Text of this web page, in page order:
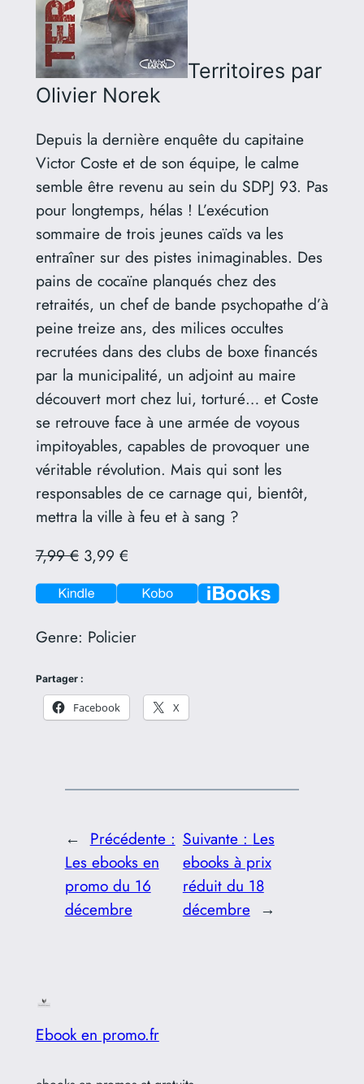
Territoires par
Olivier Norek
Depuis la dernière enquête du capitaine
Victor Coste et de son équipe, le calme
semble être revenu au sein du SDPJ 93. Pas
pour longtemps, hélas ! L’exécution
sommaire de trois jeunes caïds va les
entraîner sur des pistes inimaginables. Des
pains de cocaïne planqués chez des
retraités, un chef de bande psychopathe d’à
peine treize ans, des milices occultes
recrutées dans des clubs de boxe financés
par la municipalité, un adjoint au maire
découvert mort chez lui, torturé… et Coste
se retrouve face à une armée de voyous
impitoyables, capables de provoquer une
véritable révolution. Mais qui sont les
responsables de ce carnage qui, bientôt,
mettra la ville à feu et à sang ?
7,99 €3,99 €
Genre: Policier
Partager :
Facebook X
← Précédente :
Les ebooks en
promo du 16
décembre
Suivante : Les
ebooks à prix
réduit du 18
décembre →
Ebook en promo.fr